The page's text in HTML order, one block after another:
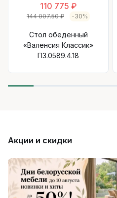
110 775 ₽
144 007.50 ₽ -30%
Стол обеденный
«Валенсия Классик»
П3.0589.4.18
Акции и скидки